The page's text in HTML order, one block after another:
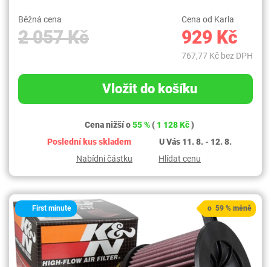
Běžná cena
2 057 Kč
Cena od Karla
929 Kč
767,77 Kč bez DPH
Vložit do košíku
Cena nižší o55 % ( 1 128 Kč)
Poslední kus skladem
U Vás 11. 8. - 12. 8.
Nabídni částku
Hlídat cenu
First minute o 59 % méně